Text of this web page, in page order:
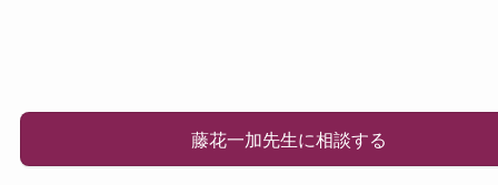
藤花一加先生に相談する